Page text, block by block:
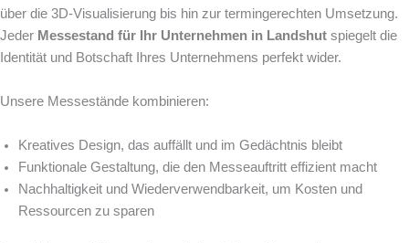
über die 3D-Visualisierung bis hin zur termingerechten Umsetzung.
Jeder Messestand für Ihr Unternehmen in Landshut spiegelt die
Identität und Botschaft Ihres Unternehmens perfekt wider.
Unsere Messestände kombinieren:
Kreatives Design, das auffällt und im Gedächtnis bleibt
Funktionale Gestaltung, die den Messeauftritt effizient macht
Nachhaltigkeit und Wiederverwendbarkeit, um Kosten und
Ressourcen zu sparen